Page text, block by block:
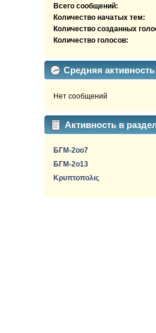
Всего сообщений:
Количество начатых тем:
Количество созданных
Количество голосов:
Средняя
Нет сообщений
Активность в
БГМ-2oo7
БГМ-2о13
Κρυπτοπολις